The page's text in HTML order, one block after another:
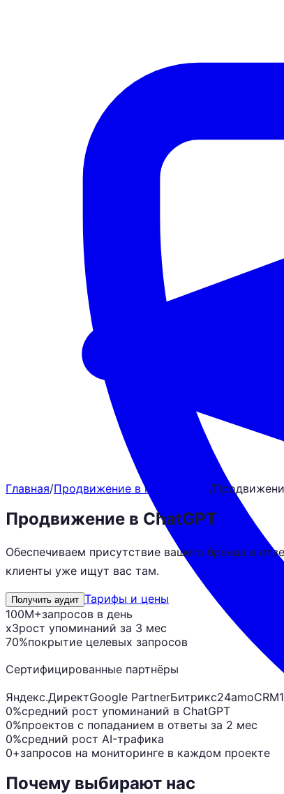
Главная/Продвижение в нейросетях /
Продвижение в ChatGPT
Обеспечиваем присутствие вашего бренда в
клиенты уже ищут вас там.
Получить аудит Тарифы и цены
100M+запросов в день
x3рост упоминаний за 3 мес
70%покрытие целевых запросов
Сертифицированные партнёры
Яндекс.ДиректGoogle PartnerБитрикс24amoCRM
0%средний рост упоминаний в ChatGPT
0%проектов с попаданием в ответы за 2 мес
0%средний рост AI-трафика
0+запросов на мониторинге в каждом проекте
Почему выбирают нас